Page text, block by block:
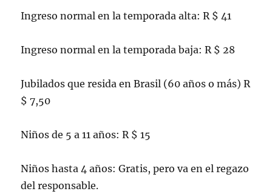
Ingreso normal en la temporada alta: R $ 41
Ingreso normal en la temporada baja: R $ 28
Jubilados que resida en Brasil (60 años o más) R
$ 7,50
Niños de 5 a 11 años: R $ 15
Niños hasta 4 años: Gratis, pero va en el regazo
del responsable.